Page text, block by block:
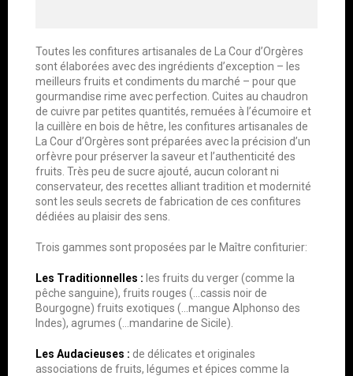
Toutes les confitures artisanales de La Cour d’Orgères
sont élaborées avec des ingrédients d’exception – les
meilleurs fruits et condiments du marché – pour que
gourmandise rime avec perfection. Cuites au chaudron
de cuivre par petites quantités, remuées à l’écumoire et
la cuillère en bois de hêtre, les confitures artisanales de
La Cour d’Orgères sont préparées avec la précision d’un
orfèvre pour préserver la saveur et l’authenticité des
fruits. Très peu de sucre ajouté, aucun colorant ni
conservateur, des recettes alliant tradition et modernité
sont les seuls secrets de fabrication de ces confitures
dédiées au plaisir des sens.
Trois gammes sont proposées par le Maître confiturier:
Les Traditionnelles : les fruits du verger (comme la
pêche sanguine), fruits rouges (…cassis noir de
Bourgogne) fruits exotiques (…mangue Alphonso des
Indes), agrumes (…mandarine de Sicile).
Les Audacieuses : de délicates et originales
associations de fruits, légumes et épices comme la